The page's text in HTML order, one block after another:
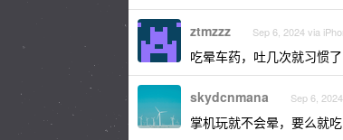
ztmzzz Sep 6, 2024 via
吃晕车药，吐几次就习惯了
skydcnmana Sep 6, 2024
掌机玩就不会晕，要么就